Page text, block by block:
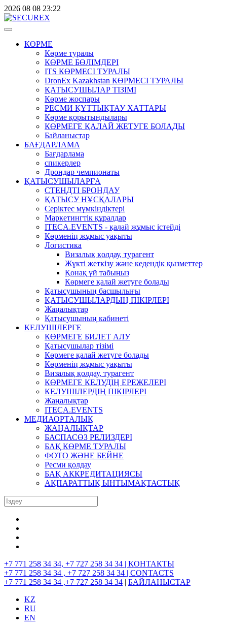
2026 08 08 23:22
КӨРМЕ
Көрме туралы
КӨРМЕ БӨЛІМДЕРІ
ITS КӨРМЕСІ ТУРАЛЫ
DronEx Kazakhstan КӨРМЕСІ ТУРАЛЫ
ҚАТЫСУШЫЛАР ТІЗІМІ
Көрме жоспары
РЕСМИ ҚҰТТЫҚТАУ ХАТТАРЫ
Көрме қорытындылары
КӨРМЕГЕ ҚАЛАЙ ЖЕТУГЕ БОЛАДЫ
Байланыстар
БАҒДАРЛАМА
Бағдарлама
спикерлер
Дрондар чемпионаты
ҚАТЫСУШЫЛАРҒА
СТЕНДТІ БРОНДАУ
ҚАТЫСУ НҰСҚАЛАРЫ
Серіктес мүмкіндіктері
Маркетингтік құралдар
ITECA.EVENTS - қалай жұмыс істейді
Көрменің жұмыс уақыты
Логистика
Визалық қолдау, турагент
Жүкті жеткізу және кедендік қызметтер
Қонақ үй табыңыз
Көрмеге қалай жетуге болады
Қатысушының басшылығы
ҚАТЫСУШЫЛАРДЫҢ ПІКІРЛЕРІ
Жаңалықтар
Қатысушының кабинеті
КЕЛУШІЛЕРГЕ
КӨРМЕГЕ БИЛЕТ АЛУ
Қатысушылар тізімі
Көрмеге қалай жетуге болады
Көрменің жұмыс уақыты
Визалық қолдау, турагент
КӨРМЕГЕ КЕЛУДІҢ ЕРЕЖЕЛЕРІ
КЕЛУШІЛЕРДІҢ ПІКІРЛЕРІ
Жаңалықтар
ITECA.EVENTS
МЕДИАОРТАЛЫҚ
ЖАҢАЛЫҚТАР
БАСПАСӨЗ РЕЛИЗДЕРІ
БАҚ КӨРМЕ ТУРАЛЫ
ФОТО ЖӘНЕ БЕЙНЕ
Ресми қолдау
БАҚ АККРЕДИТАЦИЯСЫ
АҚПАРАТТЫҚ ЫНТЫМАҚТАСТЫҚ
+7 771 258 34 34, +7 727 258 34 34 | КОНТАКТЫ
+7 771 258 34 34 , +7 727 258 34 34 | CONTACTS
+7 771 258 34 34 ,+7 727 258 34 34 | БАЙЛАНЫСТАР
KZ
RU
EN